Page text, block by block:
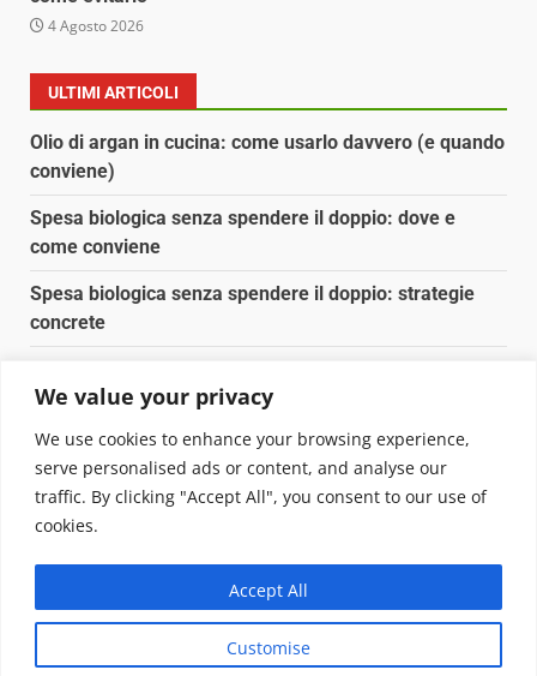
We value your privacy
We use cookies to enhance your browsing experience,
serve personalised ads or content, and analyse our
traffic. By clicking "Accept All", you consent to our use of
cookies.
Customise
Accept All
4 Agosto 2026
ULTIMI ARTICOLI
Olio di argan in cucina: come usarlo davvero (e quando
conviene)
Spesa biologica senza spendere il doppio: dove e
come conviene
Spesa biologica senza spendere il doppio: strategie
concrete
Pulizia naturale della casa: 3 ingredienti che
sostituiscono 10 prodotti chimici
Copyright © 2025 Biopianeta.it proprietà di Jws Media
Questo blog non è una testata giornalistica, in quanto
viene aggiornato senza alcuna periodicità. Non può
pertanto considerarsi un prodotto editoriale ai sensi
della legge n. 62 del 07.03.2001|DarkNewsvon AF